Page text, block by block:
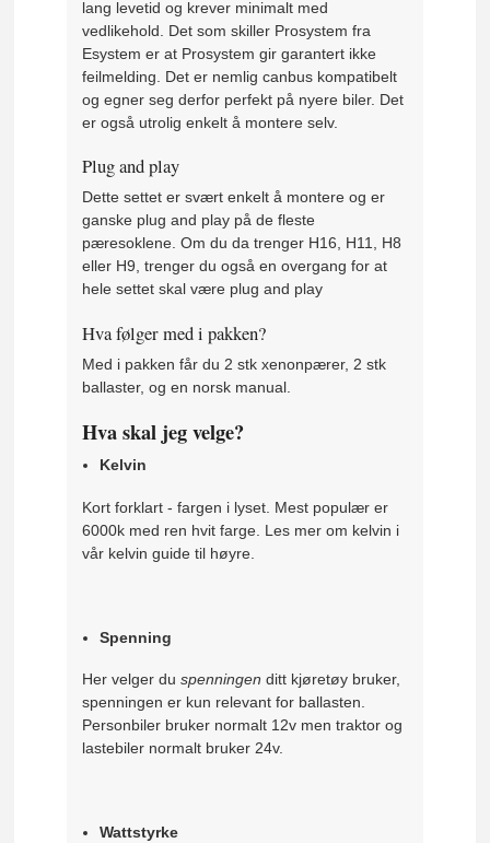
lang levetid og krever minimalt med
vedlikehold. Det som skiller Prosystem fra
Esystem er at Prosystem gir garantert ikke
feilmelding. Det er nemlig canbus kompatibelt
og egner seg derfor perfekt på nyere biler. Det
er også utrolig enkelt å montere selv.
Plug and play
Dette settet er svært enkelt å montere og er
ganske plug and play på de fleste
pæresoklene. Om du da trenger H16, H11, H8
eller H9, trenger du også en overgang for at
hele settet skal være plug and play
Hva følger med i pakken?
Med i pakken får du 2 stk xenonpærer, 2 stk
ballaster, og en norsk manual.
Hva skal jeg velge?
Kelvin
Kort forklart - fargen i lyset. Mest populær er
6000k med ren hvit farge. Les mer om kelvin i
vår kelvin guide til høyre.
Spenning
Her velger du spenningenditt kjøretøy bruker,
spenningen er kun relevant for ballasten.
Personbiler bruker normalt 12v men traktor og
lastebiler normalt bruker 24v.
Wattstyrke